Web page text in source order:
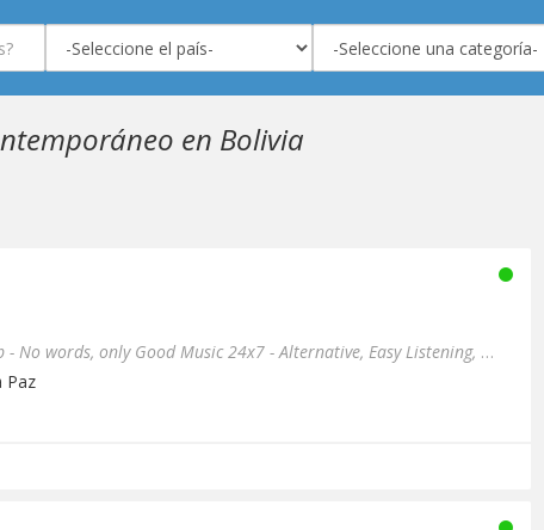
en Bolivia
50 Years of Rock & Pop - No words, only Good Music 24x7 - Alternative, Easy Listening, Metal, Pop, Rock, Decades, Sou...
Paz